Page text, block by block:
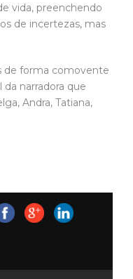
vida, preenchendo
de incertezas, mas
de forma comovente
narradora que
Andra, Tatiana,